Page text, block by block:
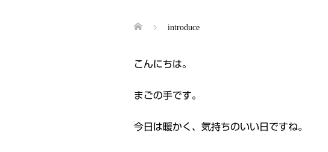
introduce
こんにちは。
まごの手です。
今日は暖かく、気持ちのいい日ですね。